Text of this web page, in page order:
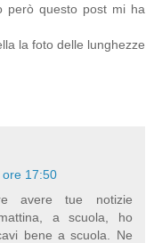
però questo post mi ha
la foto delle lunghezze
17:50
avere tue notizie
a scuola, ho
bene a scuola. Ne